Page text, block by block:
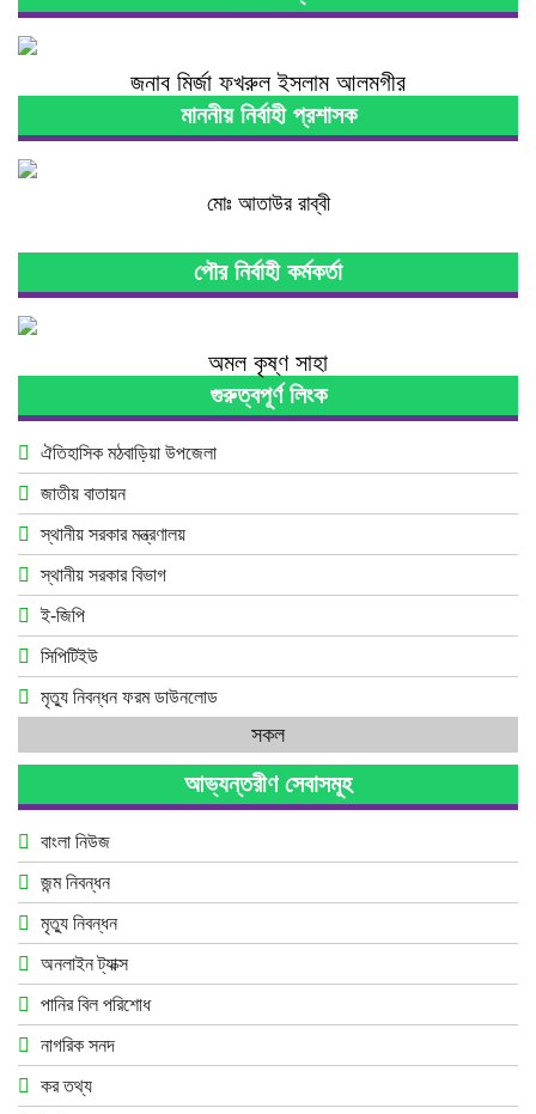
জনাব মির্জা ফখরুল ইসলাম আলমগীর
মাননীয় নির্বাহী প্রশাসক
মোঃ আতাউর রাব্বী
পৌর নির্বাহী কর্মকর্তা
অমল কৃষ্ণ সাহা
গুরুত্বপূর্ণ লিংক
ঐতিহাসিক মঠবাড়িয়া উপজেলা
জাতীয় বাতায়ন
স্থানীয় সরকার মন্ত্রণালয়
স্থানীয় সরকার বিভাগ
ই-জিপি
সিপিটিইউ
মৃত্যু নিবন্ধন ফরম ডাউনলোড
সকল
আভ্যন্তরীণ সেবাসমূহ
বাংলা নিউজ
জন্ম নিবন্ধন
মৃত্যু নিবন্ধন
অনলাইন ট্যাক্স
পানির বিল পরিশোধ
নাগরিক সনদ
কর তথ্য